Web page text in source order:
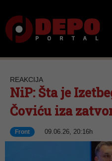
REAKCIJA
NiP: Šta je
Čoviću iza
Front 09.06.26, 20:16h